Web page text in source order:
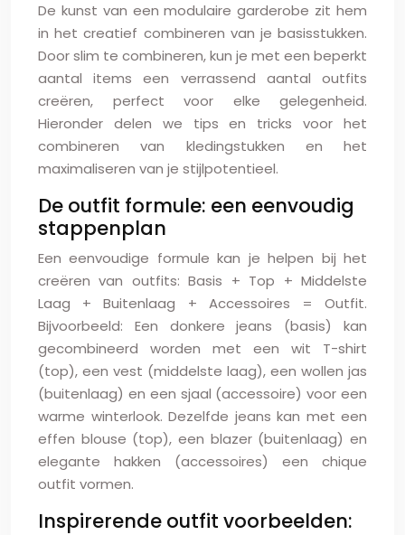
De kunst van een modulaire garderobe zit hem
in het creatief combineren van je basisstukken.
Door slim te combineren, kun je met een beperkt
aantal items een verrassend aantal outfits
creëren, perfect voor elke gelegenheid.
Hieronder delen we tips en tricks voor het
combineren van kledingstukken en het
maximaliseren van je stijlpotentieel.
De outfit formule: een eenvoudig
stappenplan
Een eenvoudige formule kan je helpen bij het
creëren van outfits: Basis + Top + Middelste
Laag + Buitenlaag + Accessoires = Outfit.
Bijvoorbeeld: Een donkere jeans (basis) kan
gecombineerd worden met een wit T-shirt
(top), een vest (middelste laag), een wollen jas
(buitenlaag) en een sjaal (accessoire) voor een
warme winterlook. Dezelfde jeans kan met een
effen blouse (top), een blazer (buitenlaag) en
elegante hakken (accessoires) een chique
outfit vormen.
Inspirerende outfit voorbeelden: